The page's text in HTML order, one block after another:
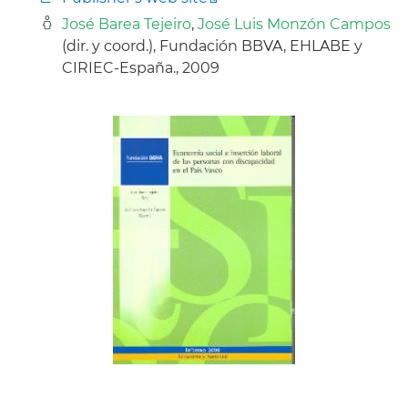
José Barea Tejeiro, José Luis Monzón Campos
(dir. y coord.), Fundación BBVA, EHLABE y
CIRIEC-España., 2009